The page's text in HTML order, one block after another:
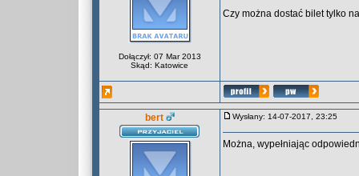
Dołączył: 07 Mar 2013
Skąd: Katowice
Czy można dostać bilet tylko
bert Wysłany: 14-07-2017, 23:25
Można, wypełniając